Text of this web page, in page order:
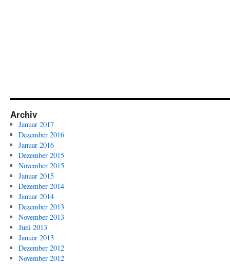
Archiv
Januar 2017
Dezember 2016
Januar 2016
Dezember 2015
November 2015
Januar 2015
Dezember 2014
Januar 2014
Dezember 2013
November 2013
Juni 2013
Januar 2013
Dezember 2012
November 2012